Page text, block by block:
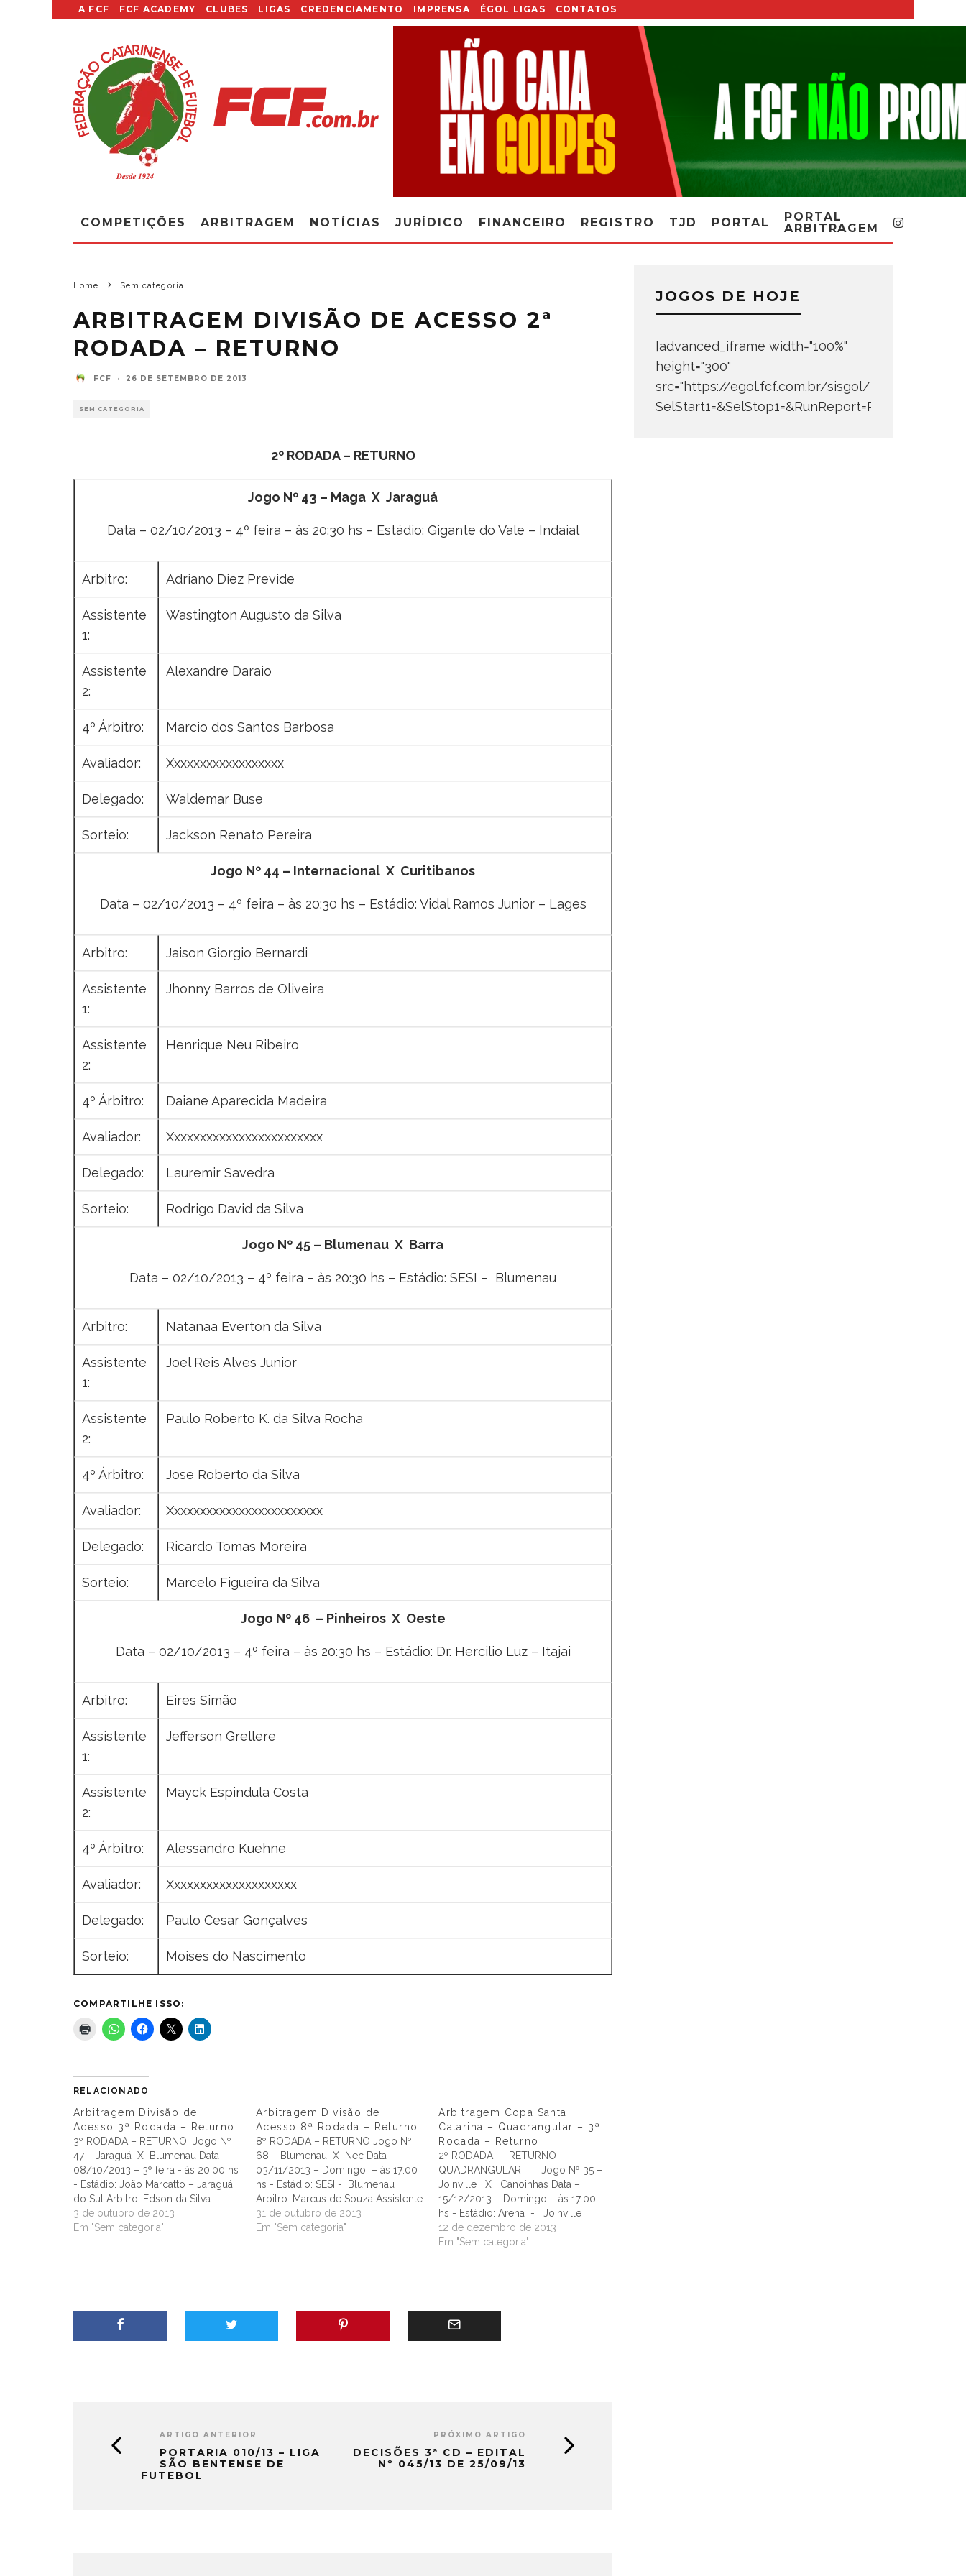
A FCF FCF ACADEMY CLUBES LIGAS CREDENCIAMENTO IMPRENSA ÉGOL LIGAS CONTATOS
COMPETIÇÕES ARBITRAGEM NOTÍCIAS JURÍDICO FINANCEIRO REGISTRO TJD PORTAL
PORTAL
ARBITRAGEM
Home Sem categoria
ARBITRAGEM DIVISÃO DE ACESSO 2ª
RODADA – RETURNO
FCF · 26 DE SETEMBRO DE 2013
SEM CATEGORIA
2º RODADA – RETURNO
Jogo Nº 43 – Maga X Jaraguá
Data – 02/10/2013 – 4º feira – às 20:30 hs – Estádio: Gigante do Vale – Indaial
Arbitro: Adriano Diez Previde
Assistente
1:
Wastington Augusto da Silva
Assistente
2:
Alexandre Daraio
4º Árbitro: Marcio dos Santos Barbosa
Avaliador: Xxxxxxxxxxxxxxxxxx
Delegado: Waldemar Buse
Sorteio: Jackson Renato Pereira
Jogo Nº 44 – Internacional X Curitibanos
Data – 02/10/2013 – 4º feira – às 20:30 hs – Estádio: Vidal Ramos Junior – Lages
Arbitro: Jaison Giorgio Bernardi
Assistente
1:
Jhonny Barros de Oliveira
Assistente
2:
Henrique Neu Ribeiro
4º Árbitro: Daiane Aparecida Madeira
Avaliador: Xxxxxxxxxxxxxxxxxxxxxxxx
Delegado: Lauremir Savedra
Sorteio: Rodrigo David da Silva
Jogo Nº 45 – Blumenau X Barra
Data – 02/10/2013 – 4º feira – às 20:30 hs – Estádio: SESI – Blumenau
Arbitro: Natanaa Everton da Silva
Assistente
1:
Joel Reis Alves Junior
Assistente
2:
Paulo Roberto K. da Silva Rocha
4º Árbitro: Jose Roberto da Silva
Avaliador: Xxxxxxxxxxxxxxxxxxxxxxxx
Delegado: Ricardo Tomas Moreira
Sorteio: Marcelo Figueira da Silva
Jogo Nº 46 – Pinheiros X Oeste
Data – 02/10/2013 – 4º feira – às 20:30 hs – Estádio: Dr. Hercilio Luz – Itajai
Arbitro: Eires Simão
Assistente
1:
Jefferson Grellere
Assistente
2:
Mayck Espindula Costa
4º Árbitro: Alessandro Kuehne
Avaliador: Xxxxxxxxxxxxxxxxxxxx
Delegado: Paulo Cesar Gonçalves
Sorteio: Moises do Nascimento
COMPARTILHE ISSO:
RELACIONADO
Arbitragem Divisão de
Acesso 3ª Rodada – Returno
3º RODADA – RETURNO Jogo Nº
47 – Jaraguá X Blumenau Data –
08/10/2013 – 3º feira - às 20:00 hs
- Estádio: João Marcatto – Jaraguá
do Sul Arbitro: Edson da Silva
Assistente 1: Eli Alves Assistente 2:
Diego Leonel Felix 4º Árbitro:
3 de outubro de 2013
Em "Sem categoria"
Arbitragem Divisão de
Acesso 8ª Rodada – Returno
8º RODADA – RETURNO Jogo Nº
68 – Blumenau X Nec Data –
03/11/2013 – Domingo – às 17:00
hs - Estádio: SESI - Blumenau
Arbitro: Marcus de Souza Assistente
1: Wasghinton Augusto da Silva
Assistente 2: Evandro Rodrigo
31 de outubro de 2013
Em "Sem categoria"
Arbitragem Copa Santa
Catarina – Quadrangular – 3ª
Rodada – Returno
2º RODADA - RETURNO -
QUADRANGULAR Jogo Nº 35 –
Joinville X Canoinhas Data –
15/12/2013 – Domingo – às 17:00
hs - Estádio: Arena - Joinville
Arbitro: Clodoaldo Jusviack
Assistente 1: Thiaggo Americano
12 de dezembro de 2013
Em "Sem categoria"
ARTIGO ANTERIOR
PORTARIA 010/13 – LIGA
SÃO BENTENSE DE
FUTEBOL
PRÓXIMO ARTIGO
DECISÕES 3ª CD – EDITAL
Nº 045/13 DE 25/09/13
JOGOS DE HOJE
[advanced_iframe width="100%"
height="300"
src="https://egol.fcf.com.br/sisgol/
SelStart1=&SelStop1=&RunReport=Run+Report"]